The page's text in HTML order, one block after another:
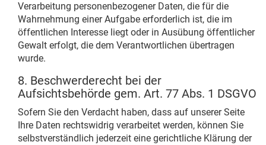
Verarbeitung personenbezogener Daten, die für die
Wahrnehmung einer Aufgabe erforderlich ist, die im
öffentlichen Interesse liegt oder in Ausübung öffentlicher
Gewalt erfolgt, die dem Verantwortlichen übertragen
wurde.
8. Beschwerderecht bei der
Aufsichtsbehörde gem. Art. 77 Abs. 1 DSGVO
Sofern Sie den Verdacht haben, dass auf unserer Seite
Ihre Daten rechtswidrig verarbeitet werden, können Sie
selbstverständlich jederzeit eine gerichtliche Klärung der